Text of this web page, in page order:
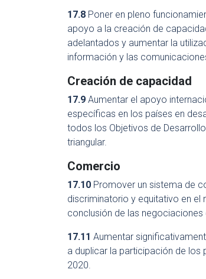
17.8 Poner en pleno
apoyo a la creación de
adelantados y aumentar la
información y las
Creación de capacidad
17.9 Aumentar el apoyo
específicas en los países en
todos los Objetivos de
triangular.
Comercio
17.10 Promover un sistema de
discriminatorio y equitativo en el
conclusión de las
17.11 Aumentar
a duplicar la participación de los
2020.